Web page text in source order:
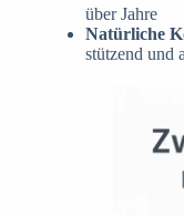
über Jahre
Natürliche
stützend und